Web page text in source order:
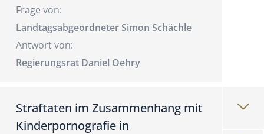
Frage von:
Landtagsabgeordneter Simon Schächle
Antwort von:
Regierungsrat Daniel Oehry
Straftaten im Zusammenhang mit
Kinderpornografie in